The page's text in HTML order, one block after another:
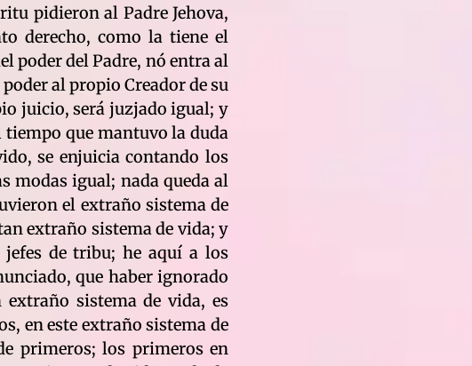
pidieron al Padre Jehova,
derecho, como la tiene el
poder del Padre, nó entra al
al propio Creador de su
juicio, será juzjado igual; y
tiempo que mantuvo la duda
se enjuicia contando los
modas igual; nada queda al
el extraño sistema de
extraño sistema de vida; y
jefes de tribu; he aquí a los
que haber ignorado
sistema de vida, es
en este extraño sistema de
primeros; los primeros en